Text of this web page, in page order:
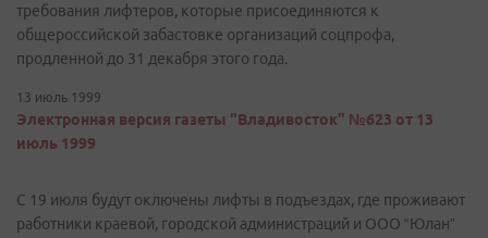
требования лифтеров, которые присоединяются к
общероссийской забастовке организаций соцпрофа,
продленной до 31 декабря этого года.
13 июль 1999
Электронная версия газеты "Владивосток" №623 от 13
июль 1999
С 19 июля будут оключены лифты в подъездах, где проживают
работники краевой, городской администраций и ООО “Юлан”